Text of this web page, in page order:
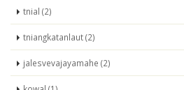
tnial (2)
tniangkatanlaut (2)
jalesvevajayamahe (2)